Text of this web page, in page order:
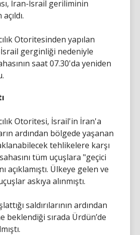
İran-İsrail geriliminin
Otoritesinden yapılan
gerginliği nedeniyle
saat 07.30'da yeniden
Otoritesi, İsrail'in İran'a
ardından bölgede yaşanan
tehlikelere karşı
tüm uçuşlara "geçici
açıklamıştı. Ülkeye gelen ve
askıya alınmıştı.
saldırılarının ardından
beklendiği sırada Ürdün’de